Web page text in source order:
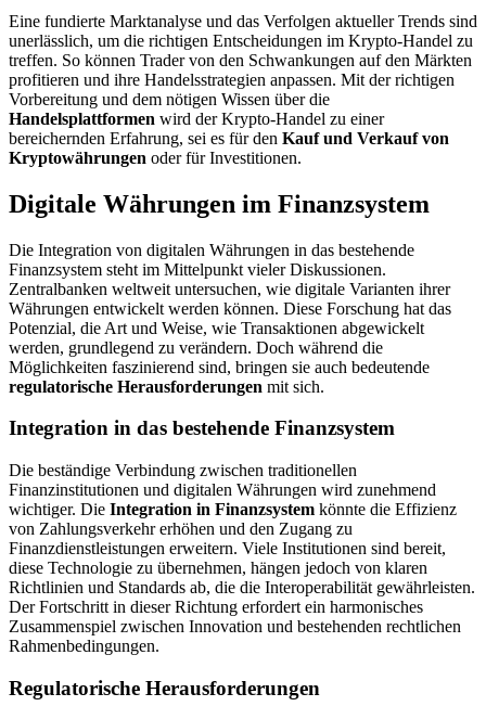
Eine fundierte Marktanalyse und das Verfolgen aktueller Trends sind
unerlässlich, um die richtigen Entscheidungen im Krypto-Handel zu
treffen. So können Trader von den Schwankungen auf den Märkten
profitieren und ihre Handelsstrategien anpassen. Mit der richtigen
Vorbereitung und dem nötigen Wissen über die
Handelsplattformen wird der Krypto-Handel zu einer
bereichernden Erfahrung, sei es für den Kauf und Verkauf von
Kryptowährungen oder für Investitionen.
Digitale Währungen im Finanzsystem
Die Integration von digitalen Währungen in das bestehende
Finanzsystem steht im Mittelpunkt vieler Diskussionen.
Zentralbanken weltweit untersuchen, wie digitale Varianten ihrer
Währungen entwickelt werden können. Diese Forschung hat das
Potenzial, die Art und Weise, wie Transaktionen abgewickelt
werden, grundlegend zu verändern. Doch während die
Möglichkeiten faszinierend sind, bringen sie auch bedeutende
regulatorische Herausforderungen mit sich.
Integration in das bestehende Finanzsystem
Die beständige Verbindung zwischen traditionellen
Finanzinstitutionen und digitalen Währungen wird zunehmend
wichtiger. Die Integration in Finanzsystem könnte die Effizienz
von Zahlungsverkehr erhöhen und den Zugang zu
Finanzdienstleistungen erweitern. Viele Institutionen sind bereit,
diese Technologie zu übernehmen, hängen jedoch von klaren
Richtlinien und Standards ab, die die Interoperabilität gewährleisten.
Der Fortschritt in dieser Richtung erfordert ein harmonisches
Zusammenspiel zwischen Innovation und bestehenden rechtlichen
Rahmenbedingungen.
Regulatorische Herausforderungen